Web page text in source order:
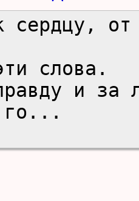
сердцу, от
слова.
и за
го...